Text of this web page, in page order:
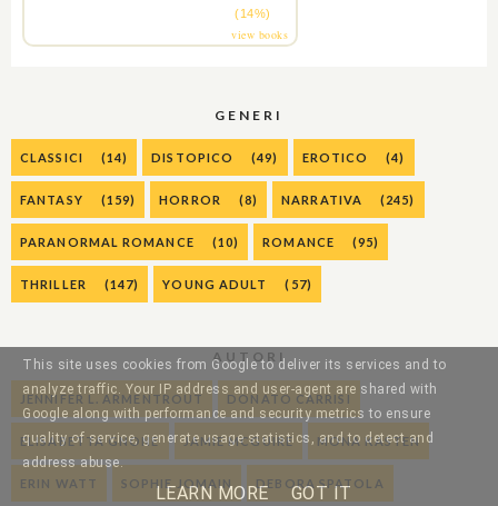
(14%)
view books
GENERI
CLASSICI (14) DISTOPICO (49) EROTICO (4)
FANTASY (159) HORROR (8) NARRATIVA (245)
PARANORMAL ROMANCE (10) ROMANCE (95)
THRILLER (147) YOUNG ADULT (57)
AUTORI
JENNIFER L. ARMENTROUT DONATO CARRISI
ELISABETTA GNONE JAMIE MCGUIRE MONA KASTEN
ERIN WATT SOPHIE JOMAIN DEBORA SPATOLA
This site uses cookies from Google to deliver its services and to
analyze traffic. Your IP address and user-agent are shared with
Google along with performance and security metrics to ensure
quality of service, generate usage statistics, and to detect and
address abuse.
LEARN MORE GOT IT